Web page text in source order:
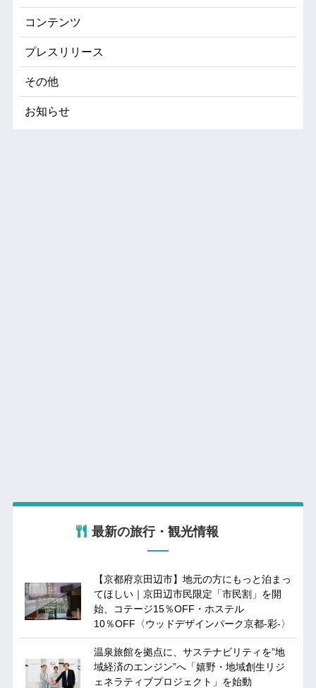
コンテンツ
プレスリリース
その他
お知らせ
最新の旅行・観光情報
【京都府京田辺市】地元の方にもっと泊まっ
てほしい｜京田辺市民限定「市民割」を開
始、コテージ15％OFF・ホステル
10％OFF〈ウッドデザインパーク京都-彩-〉
温泉旅館を拠点に、サステナビリティを”地
域経済のエンジン”へ「嬉野・地域創生リジ
ェネラティブプロジェクト」を始動